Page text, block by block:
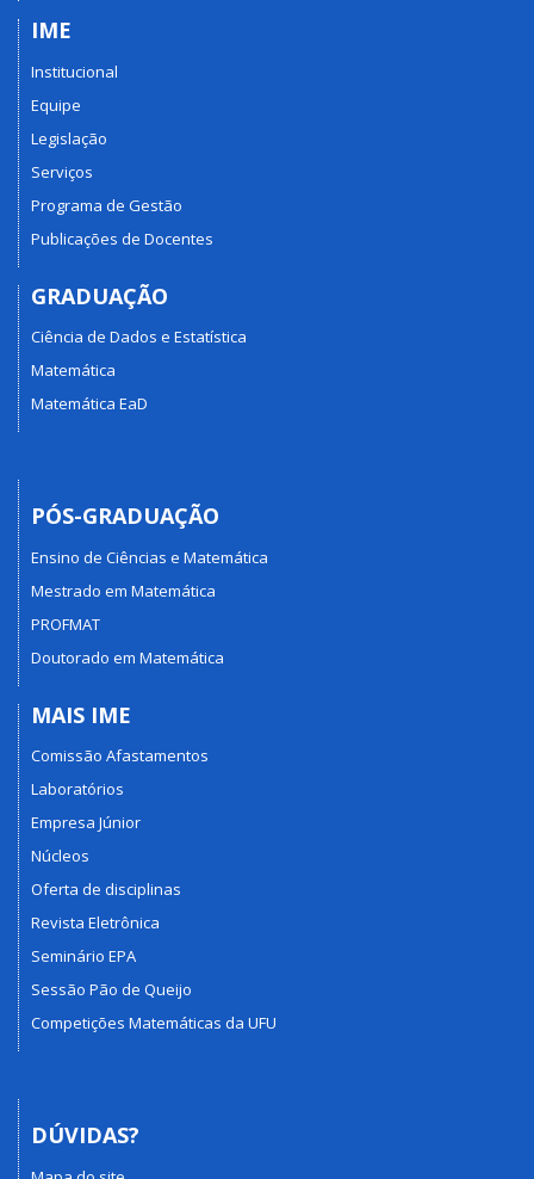
IME
Institucional
Equipe
Legislação
Serviços
Programa de Gestão
Publicações de Docentes
GRADUAÇÃO
Ciência de Dados e Estatística
Matemática
Matemática EaD
PÓS-GRADUAÇÃO
Ensino de Ciências e Matemática
Mestrado em Matemática
PROFMAT
Doutorado em Matemática
MAIS IME
Comissão Afastamentos
Laboratórios
Empresa Júnior
Núcleos
Oferta de disciplinas
Revista Eletrônica
Seminário EPA
Sessão Pão de Queijo
Competições Matemáticas da UFU
DÚVIDAS?